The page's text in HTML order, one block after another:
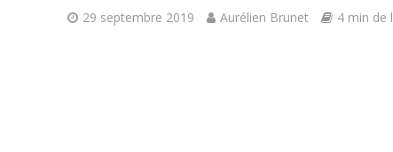
29 septembre 2019 Aurélien Brunet 4 min de